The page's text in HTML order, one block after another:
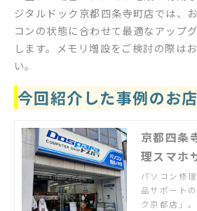
ジタルドック京都四条寺町店では、
コンの状態に合わせて最適なアップ
します。メモリ増設をご検討の際は
い。
今回紹介した事例のお店
京都四条
理スマホ
デジタル
パソコン修
品サポート
ク京都店」